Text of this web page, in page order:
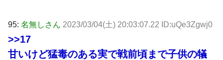
95: 名無しさん 2023/03/04(土) 20:03:07.22 ID:uQe3Zgwj0
>>17
甘いけど猛毒のある実で戦前頃まで子供の犠